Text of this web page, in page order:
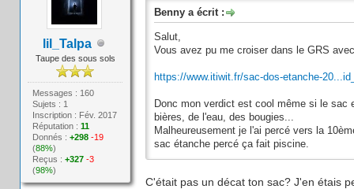
lil_Talpa
Taupe des sous sols
Messages : 160
Sujets : 1
Inscription : Fév. 2017
Réputation :11
Donnés :+298 -19
(88%)
Reçus :+327 -3
(98%)
Benny a écrit :
Salut,
Vous avez pu me croiser dans le GRS
https://www.itiwit.fr/sac-dos-etanche-
Donc mon verdict est cool même si le
bières, de l'eau, des bougies...
Malheureusement je l'ai percé vers la
sac étanche percé ça fait piscine.
C'était pas un décat ton sac? J'en étais